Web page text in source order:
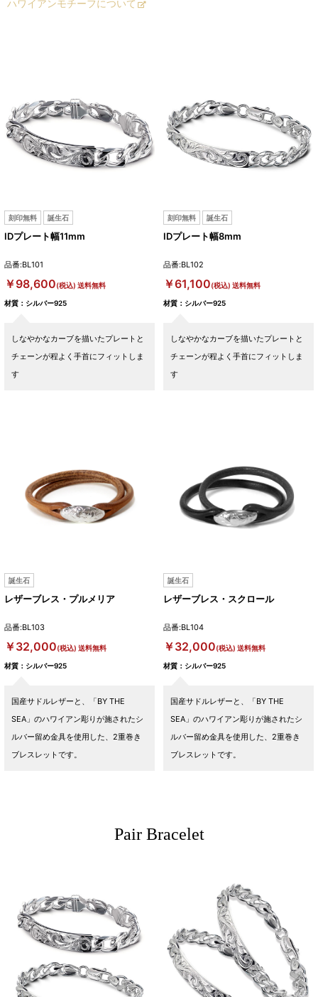
ハワイアンモチーフについて
刻印無料 誕生石
IDプレート幅11mm
品番:BL101
￥98,600(税込) 送料無料
材質：シルバー925
しなやかなカーブを描いたプレートと
チェーンが程よく手首にフィットしま
す
刻印無料 誕生石
IDプレート幅8mm
品番:BL102
￥61,100(税込) 送料無料
材質：シルバー925
しなやかなカーブを描いたプレートと
チェーンが程よく手首にフィットしま
す
誕生石
レザーブレス・プルメリア
品番:BL103
￥32,000(税込) 送料無料
材質：シルバー925
国産サドルレザーと、「BY THE
SEA」のハワイアン彫りが施されたシ
ルバー留め金具を使用した、2重巻き
ブレスレットです。
誕生石
レザーブレス・スクロール
品番:BL104
￥32,000(税込) 送料無料
材質：シルバー925
国産サドルレザーと、「BY THE
SEA」のハワイアン彫りが施されたシ
ルバー留め金具を使用した、2重巻き
ブレスレットです。
Pair Bracelet